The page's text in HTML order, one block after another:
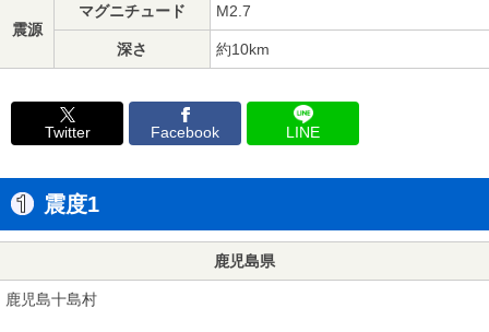
震源
マグニチュード M2.7
深さ 約10km
Twitter Facebook LINE
震度1
鹿児島県
鹿児島十島村